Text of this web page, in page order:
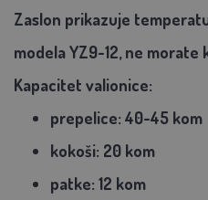
Zaslon prikazuje
modela YZ9-12, ne
Kapacitet valionice:
prepelice: 40-45 kom
kokoši: 20 kom
patke: 12 kom